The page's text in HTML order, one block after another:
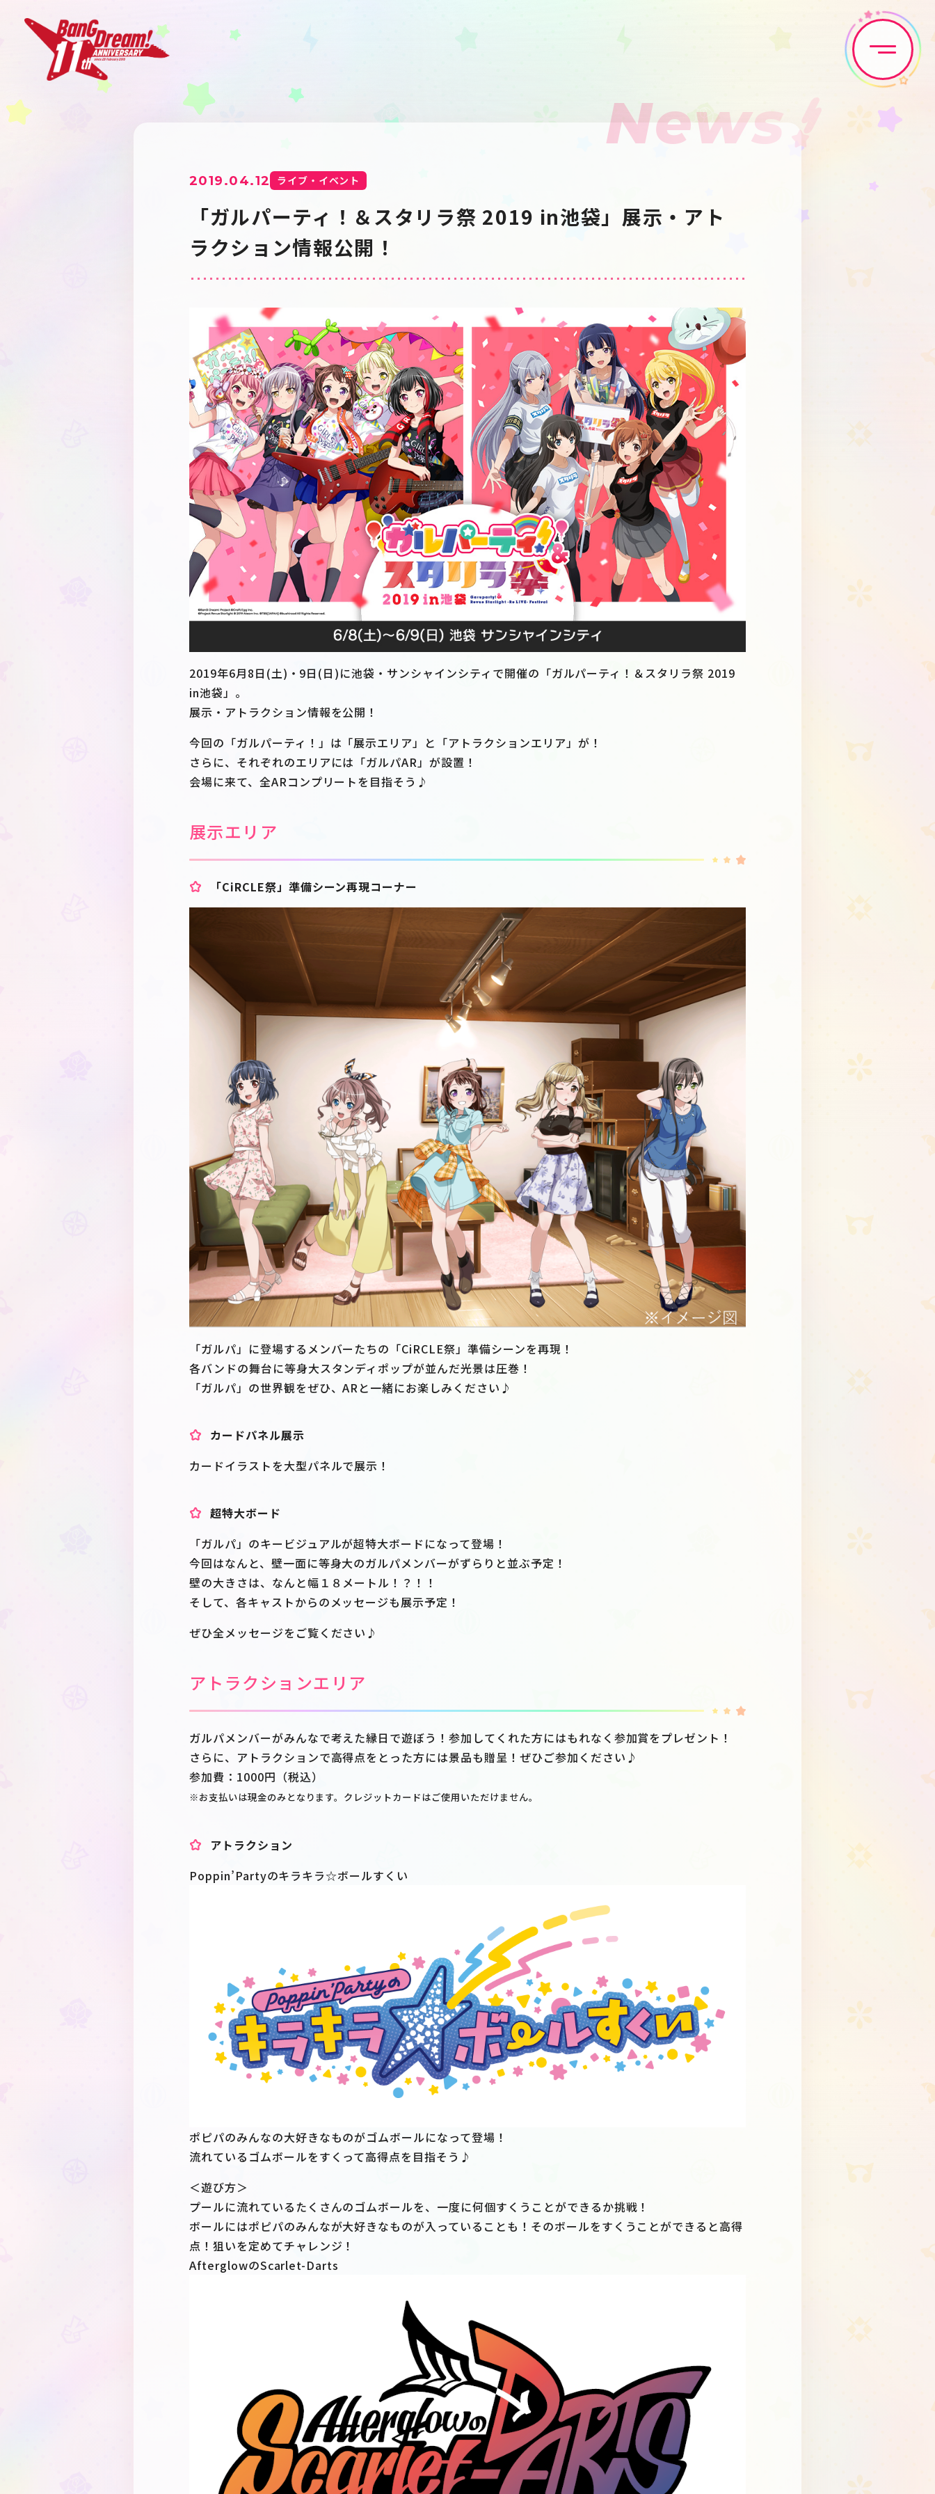
Home News
Artist Anime
Schedule
Goods
News
2019.04.12 ライブ・イベント
「ガルパーティ！＆スタリラ祭 2019 in池袋」展示・アト
ラクション情報公開！
2019年6月8日(土)・9日(日)に池袋・サンシャインシティで開催の「ガルパーティ！＆スタリラ祭 2019
in池袋」。
展示・アトラクション情報を公開！
今回の「ガルパーティ！」は「展示エリア」と「アトラクションエリア」が！
さらに、それぞれのエリアには「ガルパAR」が設置！
会場に来て、全ARコンプリートを目指そう♪
展示エリア
「CiRCLE祭」準備シーン再現コーナー
「ガルパ」に登場するメンバーたちの「CiRCLE祭」準備シーンを再現！
各バンドの舞台に等身大スタンディポップが並んだ光景は圧巻！
「ガルパ」の世界観をぜひ、ARと一緒にお楽しみください♪
カードパネル展示
カードイラストを大型パネルで展示！
超特大ボード
「ガルパ」のキービジュアルが超特大ボードになって登場！
今回はなんと、壁一面に等身大のガルパメンバーがずらりと並ぶ予定！
壁の大きさは、なんと幅１８メートル！？！！
そして、各キャストからのメッセージも展示予定！
ぜひ全メッセージをご覧ください♪
アトラクションエリア
ガルパメンバーがみんなで考えた縁日で遊ぼう！参加してくれた方にはもれなく参加賞をプレゼント！
さらに、アトラクションで高得点をとった方には景品も贈呈！ぜひご参加ください♪
参加費：1000円（税込）
※お支払いは現金のみとなります。クレジットカードはご使用いただけません。
アトラクション
Poppin’Partyのキラキラ☆ボールすくい
ポピパのみんなの大好きなものがゴムボールになって登場！
流れているゴムボールをすくって高得点を目指そう♪
＜遊び方＞
プールに流れているたくさんのゴムボールを、一度に何個すくうことができるか挑戦！
ボールにはポピパのみんなが大好きなものが入っていることも！そのボールをすくうことができると高得
点！狙いを定めてチャレンジ！
AfterglowのScarlet-Darts